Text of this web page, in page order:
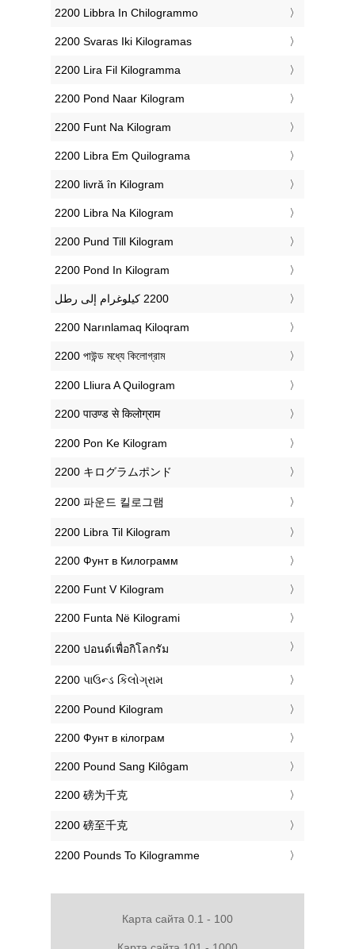
‎2200 Libbra In Chilogrammo
‎2200 Svaras Iki Kilogramas
‎2200 Lira Fil Kilogramma
‎2200 Pond Naar Kilogram
‎2200 Funt Na Kilogram
‎2200 Libra Em Quilograma
‎2200 livră în Kilogram
‎2200 Libra Na Kilogram
‎2200 Pund Till Kilogram
‎2200 Pond In Kilogram
‎2200 Narınlamaq Kiloqram
‎2200 পাউন্ড মধ্যে কিলোগ্রাম
‎2200 Lliura A Quilogram
‎2200 पाउण्ड से किलोग्राम
‎2200 Pon Ke Kilogram
‎2200 キログラムポンド
‎2200 파운드 킬로그램
‎2200 Libra Til Kilogram
‎2200 Фунт в Килограмм
‎2200 Funt V Kilogram
‎2200 Funta Në Kilogrami
‎2200 ปอนด์เพื่อกิโลกรัม
‎2200 પાઉન્ડ કિલોગ્રામ
‎2200 Pound Kilogram
‎2200 Фунт в кілограм
‎2200 Pound Sang Kilôgam
‎2200 磅为千克
‎2200 磅至千克
‎2200 Pounds To Kilogramme
Карта сайта 0.1 - 100